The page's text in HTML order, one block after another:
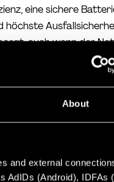
About
and external
AdIDs (Android), IDFAs
eine sichere
auch wenn der
neuen IP einen
sind schwarzstart-
die intelligente,